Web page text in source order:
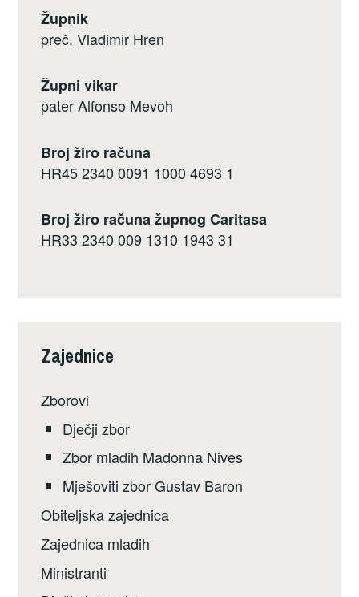
Župnik
preč. Vladimir Hren
Župni vikar
pater Alfonso Mevoh
Broj žiro računa
HR45 2340 0091 1000 4693 1
Broj žiro računa župnog Caritasa
HR33 2340 009 1310 1943 31
Zajednice
Zborovi
Dječji zbor
Zbor mladih Madonna Nives
Mješoviti zbor Gustav Baron
Obiteljska zajednica
Zajednica mladih
Ministranti